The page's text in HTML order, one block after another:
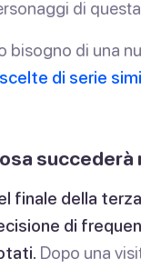
di
bisogno di una
di serie
succederà
finale della
di
Dopo una